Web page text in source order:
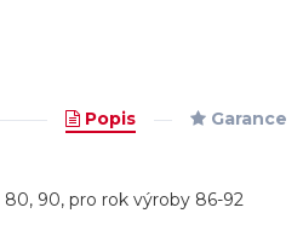
Popis Garance
90, pro rok výroby 86-92